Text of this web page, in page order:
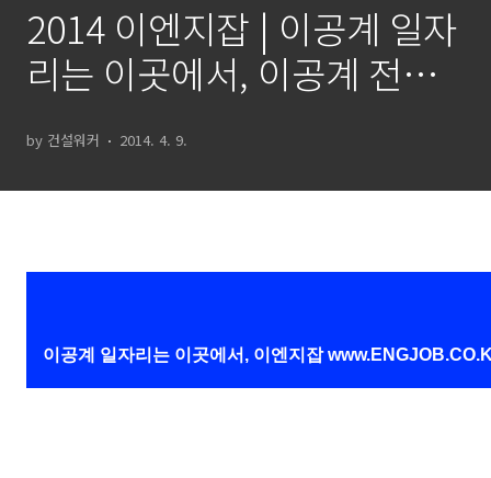
2014 이엔지잡 | 이공계 일자
리는 이곳에서, 이공계 전문
by 건설워커 2014. 4. 9.
이공계 일자리는 이곳에서, 이엔지잡